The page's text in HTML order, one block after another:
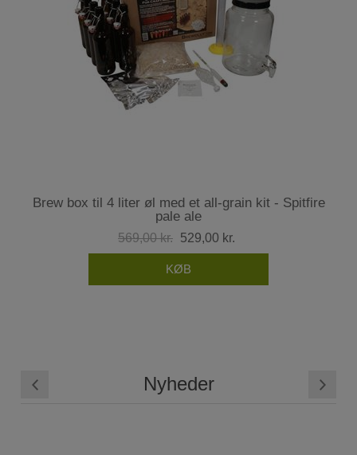
Brew box til 4 liter øl med et all-grain kit - Spitfire
pale ale
569,00 kr. 529,00 kr.
Nyheder